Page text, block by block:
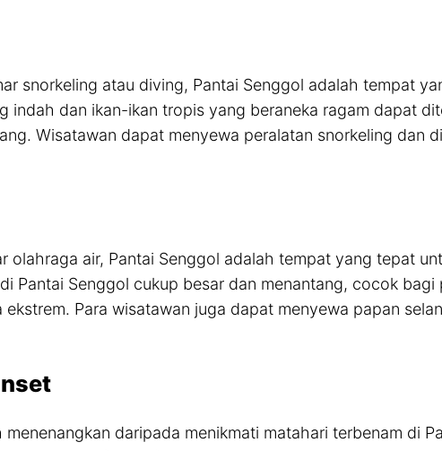
snorkeling atau diving, Pantai Senggol adalah tempat
indah dan ikan-ikan tropis yang beraneka ragam dapat
Wisatawan dapat menyewa peralatan snorkeling dan
olahraga air, Pantai Senggol adalah tempat yang tepat
Pantai Senggol cukup besar dan menantang, cocok bagi
Para wisatawan juga dapat menyewa papan
daripada menikmati matahari terbenam di